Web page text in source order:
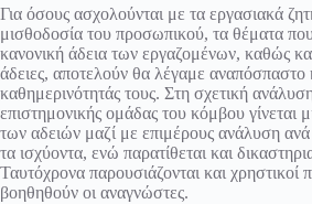
Για όσους ασχολούνται με τα εργασιακά
μισθοδοσία του προσωπικού, τα θέματα
κανονική άδεια των εργαζομένων, καθώς
άδειες, αποτελούν θα λέγαμε αναπόσπαστο
καθημερινότητάς τους. Στη σχετική
επιστημονικής ομάδας του κόμβου γίνεται
των αδειών μαζί με επιμέρους ανάλυση
τα ισχύοντα, ενώ παρατίθεται και
Ταυτόχρονα παρουσιάζονται και χρηστικοί
βοηθηθούν οι αναγνώστες.